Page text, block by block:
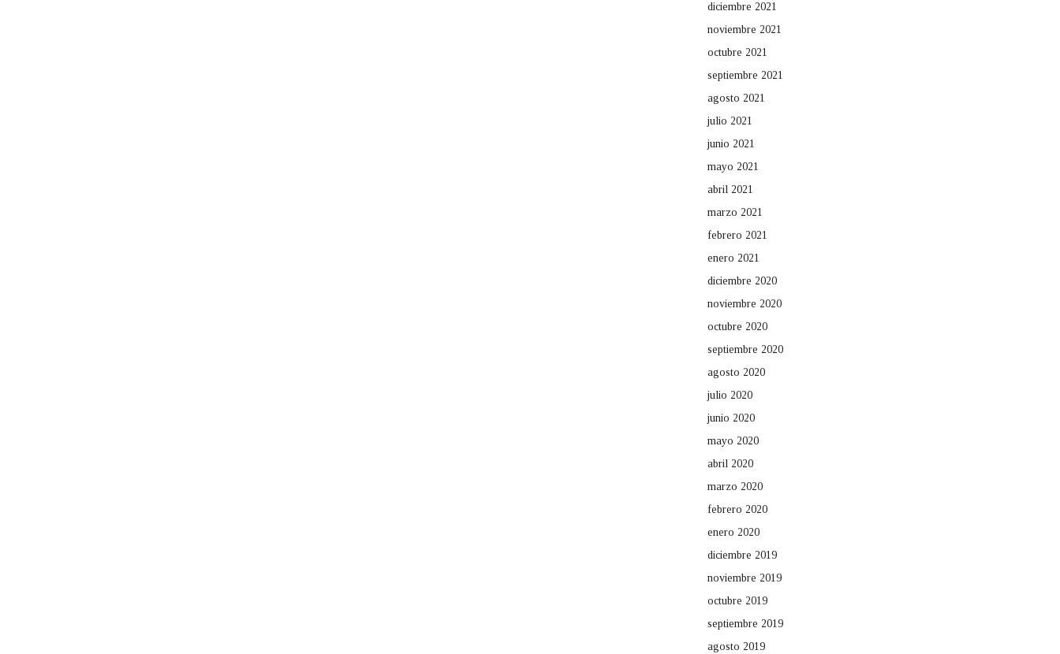
diciembre 2021
noviembre 2021
octubre 2021
septiembre 2021
agosto 2021
julio 2021
junio 2021
mayo 2021
abril 2021
marzo 2021
febrero 2021
enero 2021
diciembre 2020
noviembre 2020
octubre 2020
septiembre 2020
agosto 2020
julio 2020
junio 2020
mayo 2020
abril 2020
marzo 2020
febrero 2020
enero 2020
diciembre 2019
noviembre 2019
octubre 2019
septiembre 2019
agosto 2019